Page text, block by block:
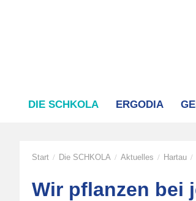
DIE SCHKOLA ERGODIA
Start / Die SCHKOLA / Aktuelles / Hartau /
Wir pflanzen bei